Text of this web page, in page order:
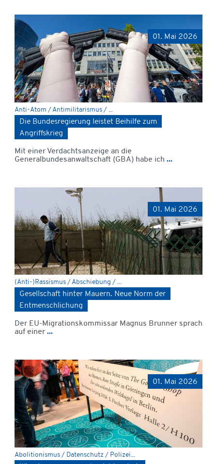
01. Mai 2026
Anti-Atom / Antimilitarismus / ...
Die Bundesregierung leistet Beihilfe zum
Angriffskrieg
Mit einer Verdachtsanzeige an die
Generalbundesanwaltschaft (GBA) habe ich ...
01. Mai 2026
(Anti-)Rassismus / Abschiebung / ...
Gesellschaft hinter Mauern. Neue Norm der
Entmenschlichung
Der EU-Migrationskommissar Magnus Brunner sprach
auf einer ...
01. Mai 2026
Abolitionismus / Datenschutz / Polizei...